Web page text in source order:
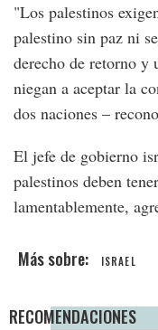
"Los palestinos
palestino sin paz ni
derecho de retorno y
niegan a aceptar la
dos naciones –
El jefe de gobierno
palestinos deben
lamentablemente,
ISRAEL
RECOMENDACIONES